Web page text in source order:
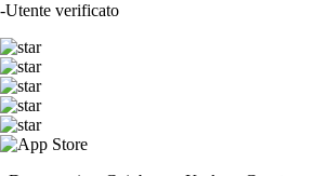
-Utente verificato